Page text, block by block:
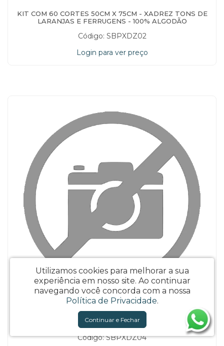
KIT COM 60 CORTES 50CM X 75CM - XADREZ TONS DE
LARANJAS E FERRUGENS - 100% ALGODÃO
Código: SBPXDZ02
Login para ver preço
KIT COM 60 CORTES 50CM X 75CM - XADREZ TONS DE
MARRONS - 100% ALGODÃO
Código: SBPXDZ04
Utilizamos cookies para melhorar a sua
experiência em nosso site. Ao continuar
navegando você concorda com a nossa
Política de Privacidade.
Continuar e Fechar